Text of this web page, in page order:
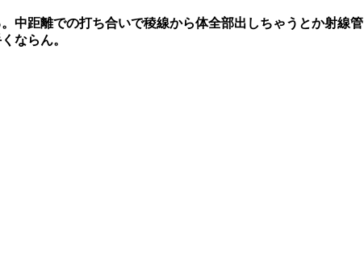
中距離での打ち合いで稜線から体全部出しちゃうとか射線管
ならん。